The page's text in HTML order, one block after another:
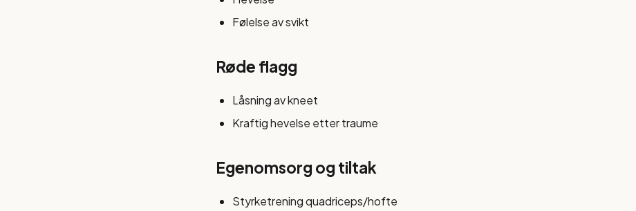
Følelse av svikt
Røde flagg
Låsning av kneet
Kraftig hevelse etter traume
Egenomsorg og tiltak
Styrketrening quadriceps/hofte